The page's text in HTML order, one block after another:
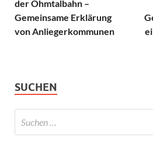
der Ohmtalbahn –
Gemeinsame Erklärung
von Anliegerkommunen
SUCHEN